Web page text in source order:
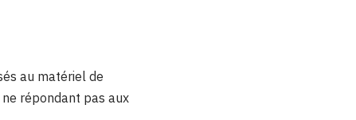
au matériel de
répondant pas aux